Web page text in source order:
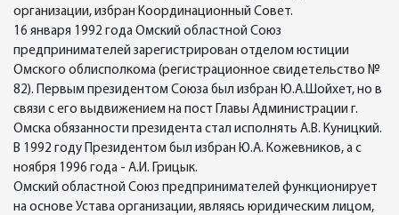
организации, избран Координационный Совет.
16 января 1992 года Омский областной Союз
предпринимателей зарегистрирован отделом юстиции
Омского облисполкома (регистрационное свидетельство №
82). Первым президентом Союза был избран Ю.А.Шойхет, но в
связи с его выдвижением на пост Главы Администрации г.
Омска обязанности президента стал исполнять А.В. Куницкий.
В 1992 году Президентом был избран Ю.А. Кожевников, а с
ноября 1996 года - А.И. Грицык.
Омский областной Союз предпринимателей функционирует
на основе Устава организации, являясь юридическим лицом,